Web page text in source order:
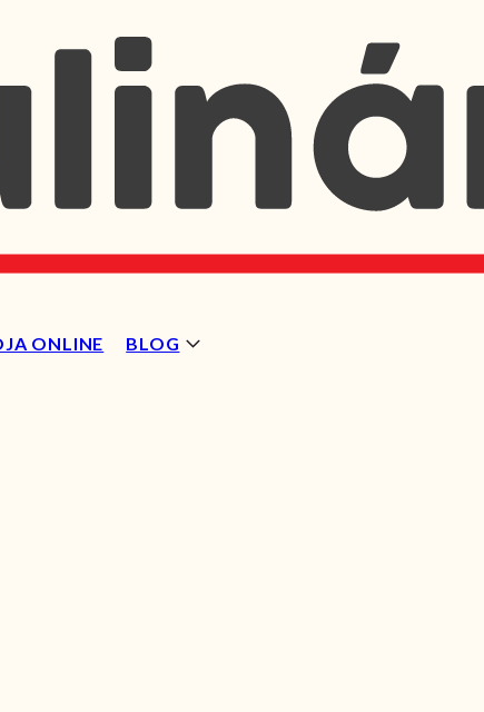
ONLINE BLOG